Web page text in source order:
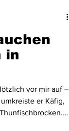
in
vor mir auf –
er Käfig,